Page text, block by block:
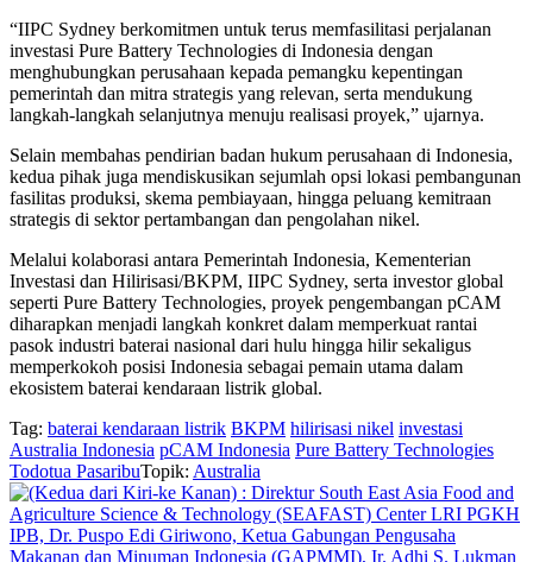
“IIPC Sydney berkomitmen untuk terus memfasilitasi perjalanan
investasi Pure Battery Technologies di Indonesia dengan
menghubungkan perusahaan kepada pemangku kepentingan
pemerintah dan mitra strategis yang relevan, serta mendukung
langkah-langkah selanjutnya menuju realisasi proyek,” ujarnya.
Selain membahas pendirian badan hukum perusahaan di Indonesia,
kedua pihak juga mendiskusikan sejumlah opsi lokasi pembangunan
fasilitas produksi, skema pembiayaan, hingga peluang kemitraan
strategis di sektor pertambangan dan pengolahan nikel.
Melalui kolaborasi antara Pemerintah Indonesia, Kementerian
Investasi dan Hilirisasi/BKPM, IIPC Sydney, serta investor global
seperti Pure Battery Technologies, proyek pengembangan pCAM
diharapkan menjadi langkah konkret dalam memperkuat rantai
pasok industri baterai nasional dari hulu hingga hilir sekaligus
memperkokoh posisi Indonesia sebagai pemain utama dalam
ekosistem baterai kendaraan listrik global.
Tag: baterai kendaraan listrik BKPM hilirisasi nikel investasi
Australia Indonesia pCAM Indonesia Pure Battery Technologies
Todotua PasaribuTopik: Australia